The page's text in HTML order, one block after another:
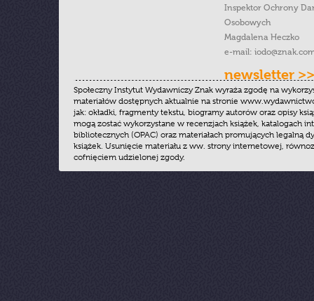
Inspektor Ochrony
Osobowych
Magdalena Heczko
e-mail:
newsletter >>
Społeczny Instytut Wydawniczy Znak wyraża zgodę na
materiałów dostępnych aktualnie na stronie
jak: okładki, fragmenty tekstu, biogramy autorów oraz opisy
mogą zostać wykorzystane w recenzjach książek, katalogach
bibliotecznych (OPAC) oraz materiałach promujących legalną
książek. Usunięcie materiału z ww. strony internetowej,
cofnięciem udzielonej zgody.